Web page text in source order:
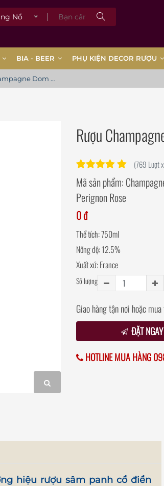
Nổ
BIA - BEER PHỤ KIỆN DECOR RƯỢU
Rượu Champagne Dom Perignon Rose
Rượu
(769 Lượt
Mã sản phẩm:
Perignon Rose
0 đ
Thể tích: 750ml
Nồng độ: 12.5%
Xuất xứ: France
Số lượng
Giao hàng tận nơi hoặc
ĐẶT NGAY
HOTLINE MUA HÀNG
hiệu rượu sâm panh cổ điển